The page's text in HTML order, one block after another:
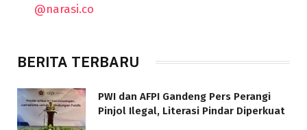
@narasi.co
BERITA TERBARU
PWI dan AFPI Gandeng Pers Perangi
Pinjol Ilegal, Literasi Pindar Diperkuat